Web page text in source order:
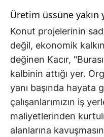
Üretim üssüne yakın
Konut projelerinin
değil, ekonomik
değinen Kacır,
kalbinin attığı yer.
yanı başında hayata
çalışanlarımızın iş
maliyetlerinden
alanlarına